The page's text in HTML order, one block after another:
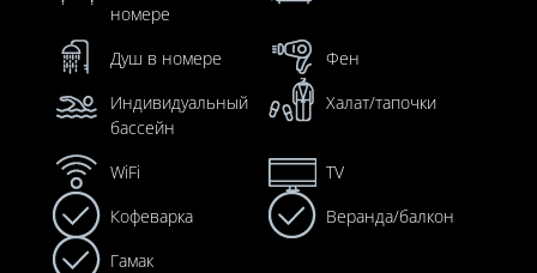
номере
Душ в номере
Фен
Индивидуальный
бассейн
Халат/тапочки
WiFi
TV
Кофеварка
Веранда/балкон
Гамак